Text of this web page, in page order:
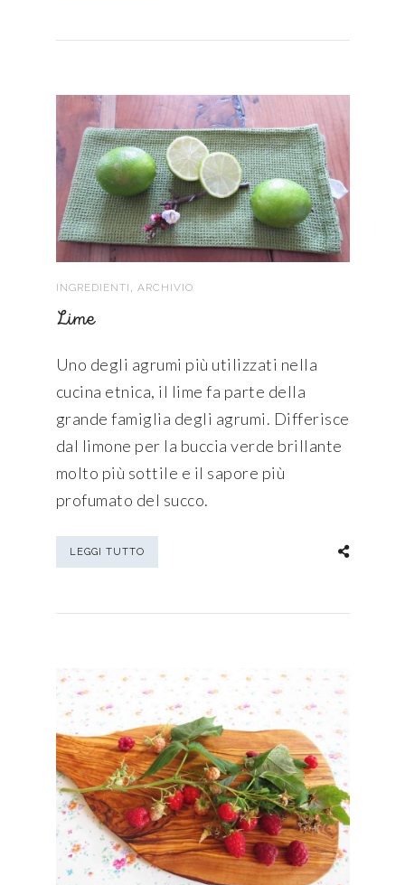
INGREDIENTI , ARCHIVIO
Lime
Uno degli agrumi più utilizzati nella
cucina etnica, il lime fa parte della
grande famiglia degli agrumi. Differisce
dal limone per la buccia verde brillante
molto più sottile e il sapore più
profumato del succo.
LEGGI TUTTO